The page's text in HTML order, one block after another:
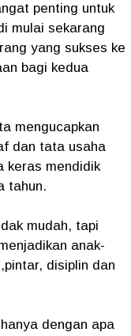
penting untuk
mulai sekarang
yang sukses ke
bagi kedua
mengucapkan
dan tata usaha
keras mendidik
tahun.
mudah, tapi
anak-
disiplin dan
dengan apa